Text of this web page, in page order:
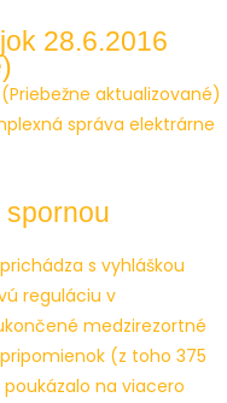
28.6.2016
aktualizované)
správa elektrárne
s vyhláškou
reguláciu v
medzirezortné
(z toho 375
na viacero